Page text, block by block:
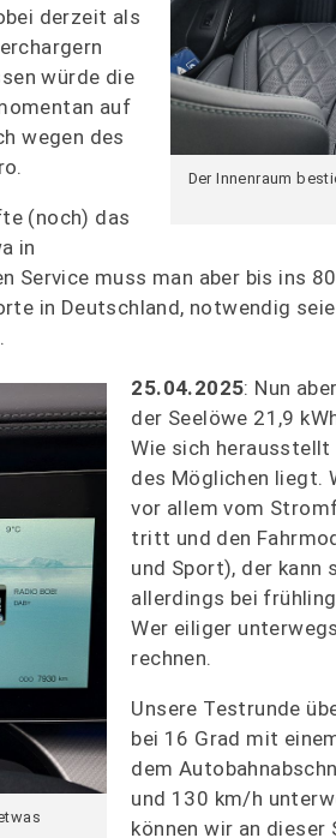
Der Innenraum
derzeit als
würde die
auf
wegen des
(noch) das
in
Service muss man aber bis ins
in Deutschland, notwendig
25.04.2025: Nun
der Seelöwe 21,9
Wie sich herausstellt
des Möglichen liegt.
vor allem vom
tritt und den
und Sport), der kann
allerdings bei
Wer eiliger
rechnen.
Unsere Testrunde
bei 16 Grad mit
dem
und 130 km/h
können wir an